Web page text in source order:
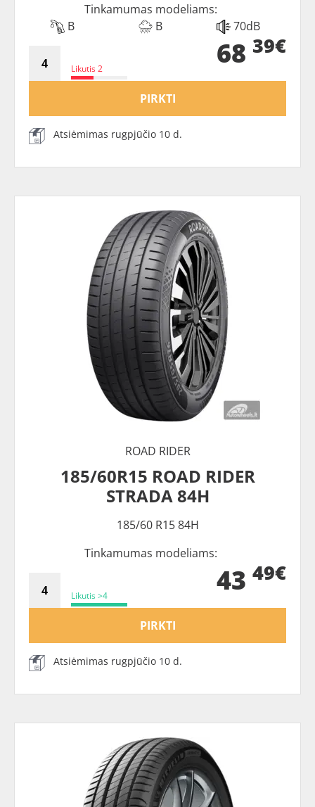
Tinkamumas modeliams:
B
B 70dB
Likutis 2 68 39€
PIRKTI
Atsiėmimas rugpjūčio 10 d.
ROAD RIDER
185/60R15 ROAD RIDER
STRADA 84H
185/60 R15 84H
Tinkamumas modeliams:
Likutis >4 43 49€
PIRKTI
Atsiėmimas rugpjūčio 10 d.